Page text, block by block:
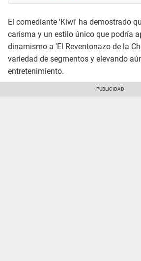
El comediante 'Kiwi' ha demostrado
carisma y un estilo único que podría
dinamismo a 'El Reventonazo de la
variedad de segmentos y elevando
entretenimiento.